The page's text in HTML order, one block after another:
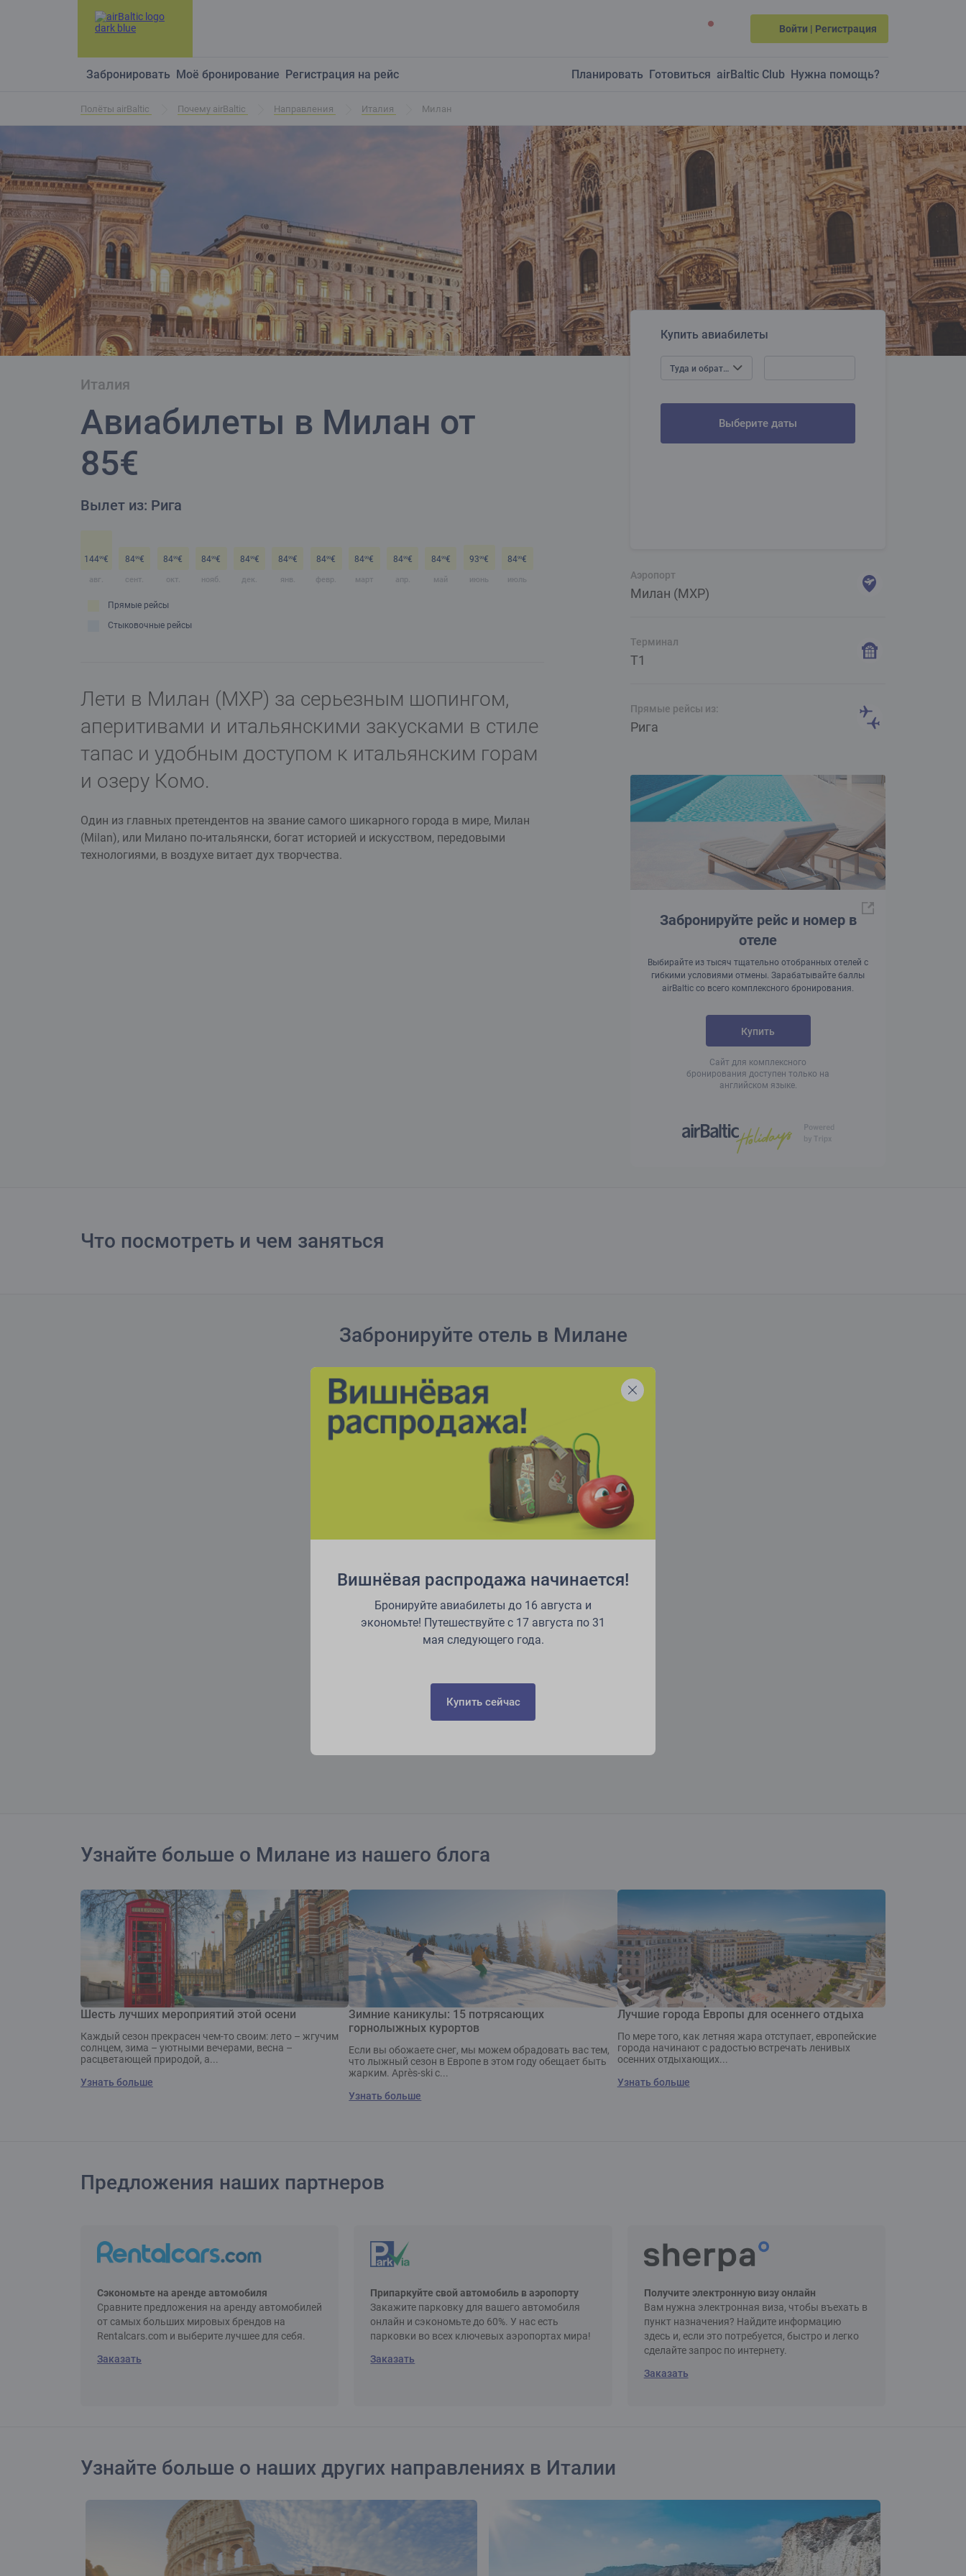
Войти | Регистрация
Забронировать Моё бронирование Регистрация на рейс Планировать Готовиться airBaltic Club Нужна помощь?
Полёты airBaltic Почему airBaltic Направления Италия Милан
Италия
Авиабилеты в Милан от
85€
Вылет из: Рига
14499€
авг.
8499€
сент.
8499€
окт.
8499€
нояб.
8499€
дек.
8499€
янв.
8499€
февр.
8499€
март
8499€
апр.
8499€
май
9399€
июнь
8499€
июль
Прямые рейсы
Стыковочные рейсы
Лети в Милан (MXP) за серьезным шопингом,
аперитивами и итальянскими закусками в стиле
тапас и удобным доступом к итальянским горам
и озеру Комо.
Один из главных претендентов на звание самого шикарного города в мире, Милан
(Milan), или Милано по-итальянски, богат историей и искусством, передовыми
технологиями, в воздухе витает дух творчества.
Аэропорт
Милан (MXP)
Терминал
T1
Прямые рейсы из:
Рига
Забронируйте рейс и номер в
отеле
Выбирайте из тысяч тщательно отобранных отелей с
гибкими условиями отмены. Зарабатывайте баллы
airBaltic со всего комплексного бронирования.
Купить
Сайт для комплексного
бронирования доступен только на
английском языке.
Купить авиабилеты
Туда и обратно
Выберите даты
Что посмотреть и чем заняться
Забронируйте отель в Милане
Узнайте больше о Милане из нашего блога
Шесть лучших мероприятий этой осени
Каждый сезон прекрасен чем-то своим: лето – жгучим
солнцем, зима – уютными вечерами, весна –
расцветающей природой, а...
Узнать больше
Зимние каникулы: 15 потрясающих
горнолыжных курортов
Если вы обожаете снег, мы можем обрадовать вас тем,
что лыжный сезон в Европе в этом году обещает быть
жарким. Après-ski с...
Узнать больше
Лучшие города Европы для осеннего отдыха
По мере того, как летняя жара отступает, европейские
города начинают с радостью встречать ленивых
осенних отдыхающих...
Узнать больше
Предложения наших партнеров
Сэкономьте на аренде автомобиля
Сравните предложения на аренду автомобилей
от самых больших мировых брендов на
Rentalcars.com и выберите лучшее для себя.
Заказать
Припаркуйте свой автомобиль в аэропорту
Закажите парковку для вашего автомобиля
онлайн и сэкономьте до 60%. У нас есть
парковки во всех ключевых аэропортах мира!
Заказать
Получите электронную визу онлайн
Вам нужна электронная виза, чтобы въехать в
пункт назначения? Найдите информацию
здесь и, если это потребуется, быстро и легко
сделайте запрос по интернету.
Заказать
Узнайте больше о наших других направлениях в Италии
Вишнёвая распродажа начинается!
Бронируйте авиабилеты до 16 августа и
экономьте! Путешествуйте с 17 августа по 31
мая следующего года.
Купить сейчас